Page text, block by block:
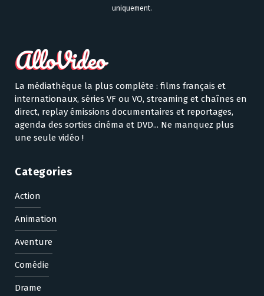
uniquement.
La médiathèque la plus complète : films français et
internationaux, séries VF ou VO, streaming et chaînes en
direct, replay émissions documentaires et reportages,
agenda des sorties cinéma et DVD... Ne manquez plus
une seule vidéo !
Categories
Action
Animation
Aventure
Comédie
Drame